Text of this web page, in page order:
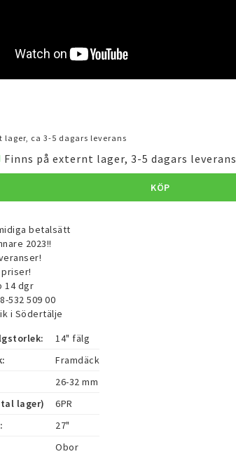
lager, ca 3-5 dagars leverans
Finns på externt lager, 3-5 dagars leverans
KÖP
betalsätt
2023!!
14 dgr
532 509 00
i Södertälje
14" fälg
Framdäck
26-32 mm
lager)
6PR
27"
Obor